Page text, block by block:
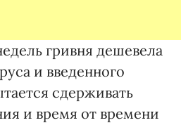
гривня дешевела
и введенного
сдерживать
и время от времени